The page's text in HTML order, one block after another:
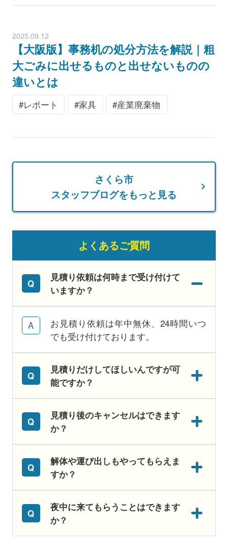
2025.09.12
【大阪版】事務机の処分方法を解説｜粗
大ごみに出せるものと出せないものの
違いとは
レポート 家具 産業廃棄物
さくら市
スタッフブログをもっと見る
よくあるご質問
見積り依頼は何時まで受け付けて
いますか？
お見積り依頼は年中無休、24時間いつ
でも受け付けております。
見積りだけしてほしいんですが可
能ですか？
見積り後のキャンセルはできます
か？
解体や運び出しもやってもらえま
すか？
夜中に来てもらうことはできます
か？